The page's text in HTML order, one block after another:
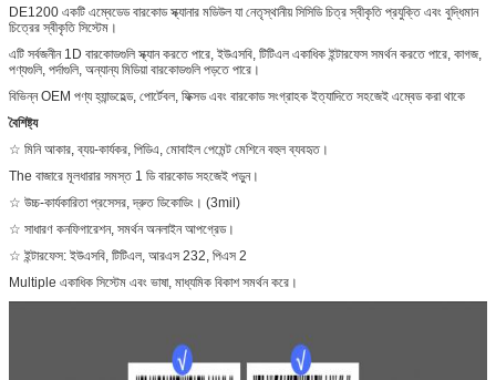
DE1200 একটি এম্বেডেড বারকোড স্ক্যানার মডিউল যা নেতৃস্থানীয় সিসিডি চিত্র স্বীকৃতি প্রযুক্তি এবং বুদ্ধিমান
চিত্রের স্বীকৃতি সিস্টেম।
এটি সর্বজনীন 1D বারকোডগুলি স্ক্যান করতে পারে, ইউএসবি, টিটিএল একাধিক ইন্টারফেস সমর্থন করতে পারে, কাগজ,
পণ্যগুলি, পর্দাগুলি, অন্যান্য মিডিয়া বারকোডগুলি পড়তে পারে।
বিভিন্ন OEM পণ্য হ্যান্ডহেল্ড, পোর্টেবল, ফিক্সড এবং বারকোড সংগ্রাহক ইত্যাদিতে সহজেই এম্বেড করা থাকে
বৈশিষ্ট্য
☆ মিনি আকার, ব্যয়-কার্যকর, পিডিএ, মোবাইল পেমেন্ট মেশিনে বহুল ব্যবহৃত।
The বাজারে মূলধারার সমস্ত 1 ডি বারকোড সহজেই পড়ুন।
☆ উচ্চ-কার্যকারিতা প্রসেসর, দ্রুত ডিকোডিং। (3mil)
☆ সাধারণ কনফিগারেশন, সমর্থন অনলাইন আপগ্রেড।
☆ ইন্টারফেস: ইউএসবি, টিটিএল, আরএস 232, পিএস 2
Multiple একাধিক সিস্টেম এবং ভাষা, মাধ্যমিক বিকাশ সমর্থন করে।